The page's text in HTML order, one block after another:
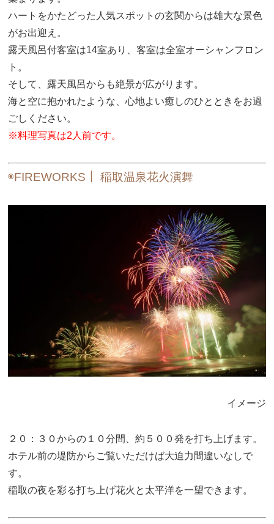
ハートをかたどった人気スポットの玄関からは雄大な景色
がお出迎え。
露天風呂付客室は14室あり、客室は全室オーシャンフロン
ト。
そして、露天風呂からも絶景が広がります。
海と空に抱かれたような、心地よい癒しのひとときをお過
ごしください。
※料理写真は2人前です。
◉FIREWORKS｜ 稲取温泉花火演舞
イメージ
２０：３０からの１０分間、約５００発を打ち上げます。
ホテル前の堤防からご覧いただけば大迫力間違いなしで
す。
稲取の夜を彩る打ち上げ花火と太平洋を一望できます。